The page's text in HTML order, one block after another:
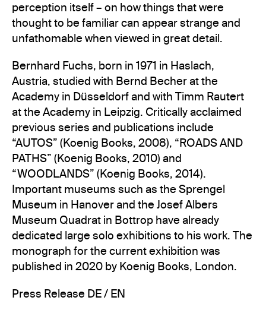
perception itself – on how things that were
thought to be familiar can appear strange and
unfathomable when viewed in great detail.
Bernhard Fuchs, born in 1971 in Haslach,
Austria, studied with Bernd Becher at the
Academy in Düsseldorf and with Timm Rautert
at the Academy in Leipzig. Critically acclaimed
previous series and publications include
“AUTOS” (Koenig Books, 2008), “ROADS AND
PATHS” (Koenig Books, 2010) and
“WOODLANDS” (Koenig Books, 2014).
Important museums such as the Sprengel
Museum in Hanover and the Josef Albers
Museum Quadrat in Bottrop have already
dedicated large solo exhibitions to his work. The
monograph for the current exhibition was
published in 2020 by Koenig Books, London.
Press Release DE / EN